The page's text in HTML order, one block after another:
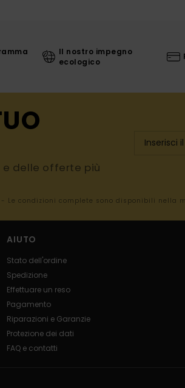
Il nostro impegno
ecologico
delle offerte più
condizioni complete sono disponibili nella
AIUTO
Stato dell'ordine
Spedizione
Effettuare un reso
Pagamento
Riparazioni e Garanzie
Protezione dei dati
FAQ e contatti